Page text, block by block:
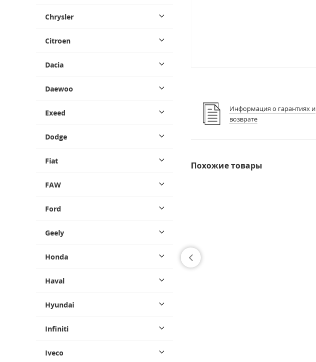
Chrysler
Citroen
Dacia
Daewoo
Exeed
Dodge
Fiat
FAW
Ford
Geely
Honda
Haval
Hyundai
Infiniti
Iveco
Информация о гарантиях и
возврате
Похожие товары